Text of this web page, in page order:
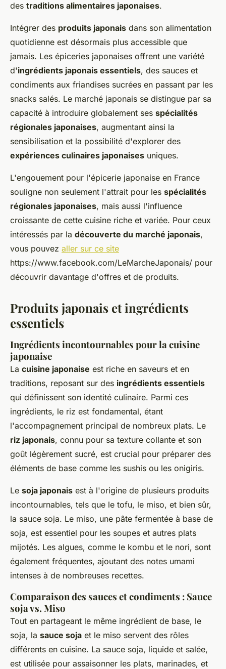
des traditions alimentaires japonaises.
Intégrer des produits japonais dans son alimentation
quotidienne est désormais plus accessible que
jamais. Les épiceries japonaises offrent une variété
d'ingrédients japonais essentiels, des sauces et
condiments aux friandises sucrées en passant par les
snacks salés. Le marché japonais se distingue par sa
capacité à introduire globalement ses spécialités
régionales japonaises, augmentant ainsi la
sensibilisation et la possibilité d'explorer des
expériences culinaires japonaises uniques.
L'engouement pour l'épicerie japonaise en France
souligne non seulement l'attrait pour les spécialités
régionales japonaises, mais aussi l'influence
croissante de cette cuisine riche et variée. Pour ceux
intéressés par la découverte du marché japonais,
vous pouvez aller sur ce site
https://www.facebook.com/LeMarcheJaponais/ pour
découvrir davantage d'offres et de produits.
Produits japonais et ingrédients
essentiels
Ingrédients incontournables pour la cuisine
japonaise
La cuisine japonaise est riche en saveurs et en
traditions, reposant sur des ingrédients essentiels
qui définissent son identité culinaire. Parmi ces
ingrédients, le riz est fondamental, étant
l'accompagnement principal de nombreux plats. Le
riz japonais, connu pour sa texture collante et son
goût légèrement sucré, est crucial pour préparer des
éléments de base comme les sushis ou les onigiris.
Le soja japonais est à l'origine de plusieurs produits
incontournables, tels que le tofu, le miso, et bien sûr,
la sauce soja. Le miso, une pâte fermentée à base de
soja, est essentiel pour les soupes et autres plats
mijotés. Les algues, comme le kombu et le nori, sont
également fréquentes, ajoutant des notes umami
intenses à de nombreuses recettes.
Comparaison des sauces et condiments : Sauce
soja vs. Miso
Tout en partageant le même ingrédient de base, le
soja, la sauce soja et le miso servent des rôles
différents en cuisine. La sauce soja, liquide et salée,
est utilisée pour assaisonner les plats, marinades, et